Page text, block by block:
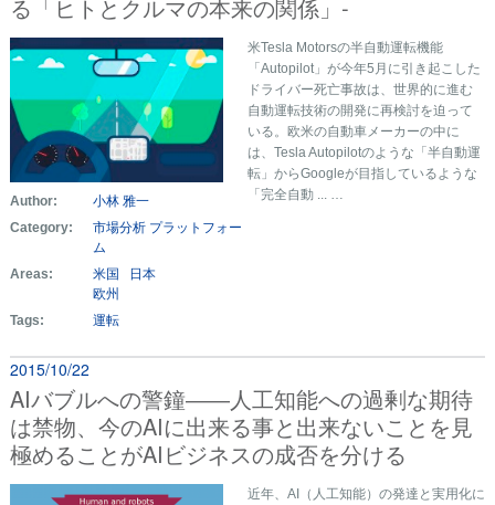
る「ヒトとクルマの本来の関係」-
米Tesla Motorsの半自動運転機能
「Autopilot」が今年5月に引き起こした
ドライバー死亡事故は、世界的に進む
自動運転技術の開発に再検討を迫って
いる。欧米の自動車メーカーの中に
は、Tesla Autopilotのような「半自動運
転」からGoogleが目指しているような
「完全自動 ... …
Author:
小林 雅一
Category:
市場分析 プラットフォー
ム
Areas:
米国
日本
欧州
Tags:
運転
2015/10/22
AIバブルへの警鐘――人工知能への過剰な期待
は禁物、今のAIに出来る事と出来ないことを見
極めることがAIビジネスの成否を分ける
近年、AI（人工知能）の発達と実用化に